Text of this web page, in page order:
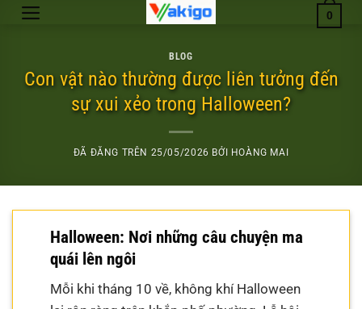
Chuyển
dung
0
BLOG
Con vật nào thường được liên tưởng đến
sự xui xẻo trong Halloween?
ĐÃ ĐĂNG TRÊN 25/05/2026 BỞI HOÀNG MAI
Halloween: Nơi những câu chuyện ma
quái lên ngôi
Mỗi khi tháng 10 về, không khí Halloween